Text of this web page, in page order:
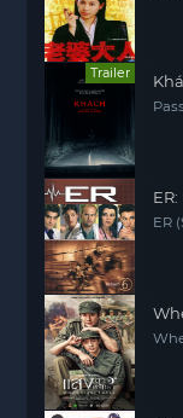
Trailer
ER